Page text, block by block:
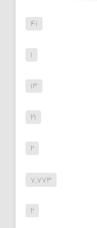
۴۱
۱
۱۳
۲۱
۲
۷,۷۷۳
۲